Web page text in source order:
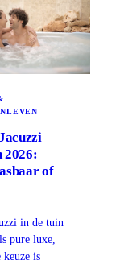
2026:
of
in de tuin
pure luxe,
keuze is